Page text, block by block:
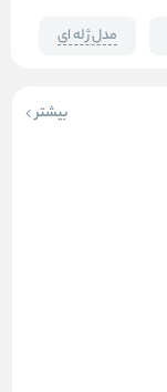
بیشتر
مدل ژله ای